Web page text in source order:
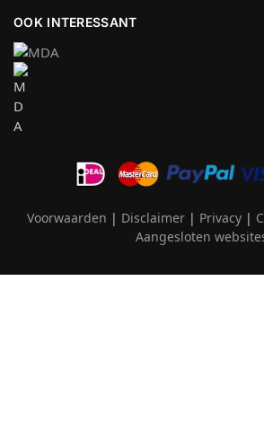
OOK INTERESSANT
Voorwaarden | Disclaimer| Privacy|
Aangesloten